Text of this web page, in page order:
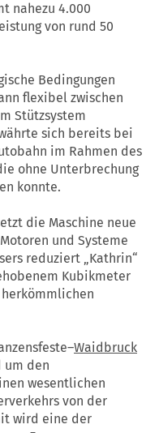
nahezu 4.000
von rund 50
Bedingungen
flexibel zwischen
Stützsystem
sich bereits bei
im Rahmen des
ohne Unterbrechung
konnte.
die Maschine neue
und Systeme
reduziert „Kathrin“
Kubikmeter
herkömmlichen
Waidbruck
um den
wesentlichen
von der
wird eine der